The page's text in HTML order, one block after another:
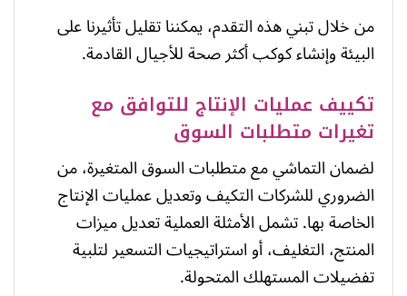
من خلال تبني هذه التقدم، يمكننا تقليل تأثيرنا على
البيئة وإنشاء كوكب أكثر صحة للأجيال القادمة.
تكييف عمليات الإنتاج للتوافق مع
تغيرات متطلبات السوق
لضمان التماشي مع متطلبات السوق المتغيرة، من
الضروري للشركات التكيف وتعديل عمليات الإنتاج
الخاصة بها. تشمل الأمثلة العملية تعديل ميزات
المنتج، التغليف، أو استراتيجيات التسعير لتلبية
تفضيلات المستهلك المتحولة.